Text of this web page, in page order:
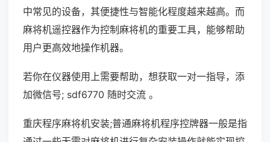
中常见的设备，其便捷性与智能化程度越来越高。而
麻将机遥控器作为控制麻将机的重要工具，能够帮助
用户更高效地操作机器。
若你在仪器使用上需要帮助，想获取一对一指导，添
加微信号; sdf6770 随时交流 。
重庆程序麻将机安装;普通麻将机程序控牌器一般是指